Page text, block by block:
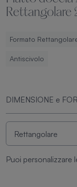
Formato
Antiscivolo
DIMENSIONE e
Puoi personalizzare